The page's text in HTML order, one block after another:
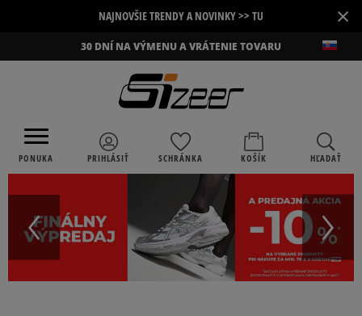
NAJNOVŠIE TRENDY A NOVINKY >> TU ×
30 DNÍ NA VÝMENU A VRÁTENIE TOVARU
PONUKA PRIHLÁSIŤ SCHRÁNKA KOŠÍK HĽADAŤ